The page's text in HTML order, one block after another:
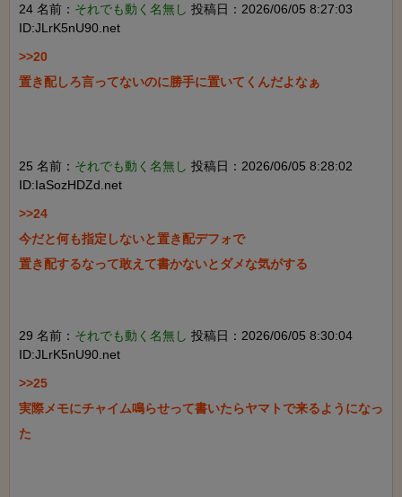
24 名前： それでも動く名無し 投稿日：2026/06/05 8:27:03
ID:JLrK5nU90.net
>>20
置き配しろ言ってないのに勝手に置いてくんだよなぁ
25 名前： それでも動く名無し 投稿日：2026/06/05 8:28:02
ID:IaSozHDZd.net
>>24
今だと何も指定しないと置き配デフォで
置き配するなって敢えて書かないとダメな気がする
29 名前： それでも動く名無し 投稿日：2026/06/05 8:30:04
ID:JLrK5nU90.net
>>25
実際メモにチャイム鳴らせって書いたらヤマトで来るようになっ
た